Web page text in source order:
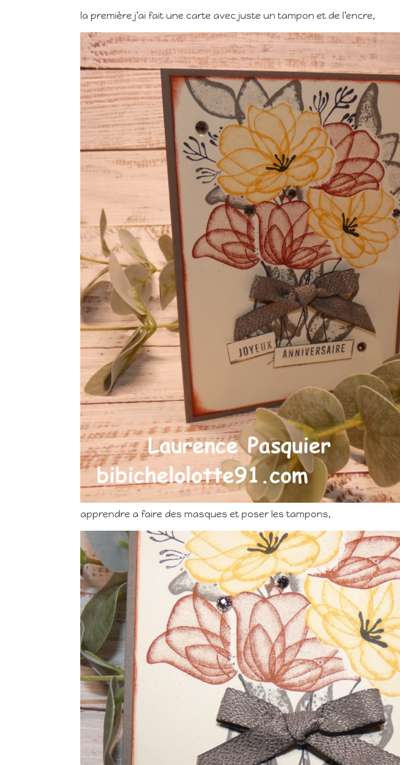
la première j’ai fait une carte avec juste un tampon et de l’encre,
apprendre a faire des masques et poser les tampons,